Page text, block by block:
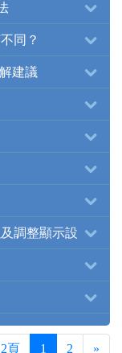
同？
建議
調整顯示設
頁 1 2 »